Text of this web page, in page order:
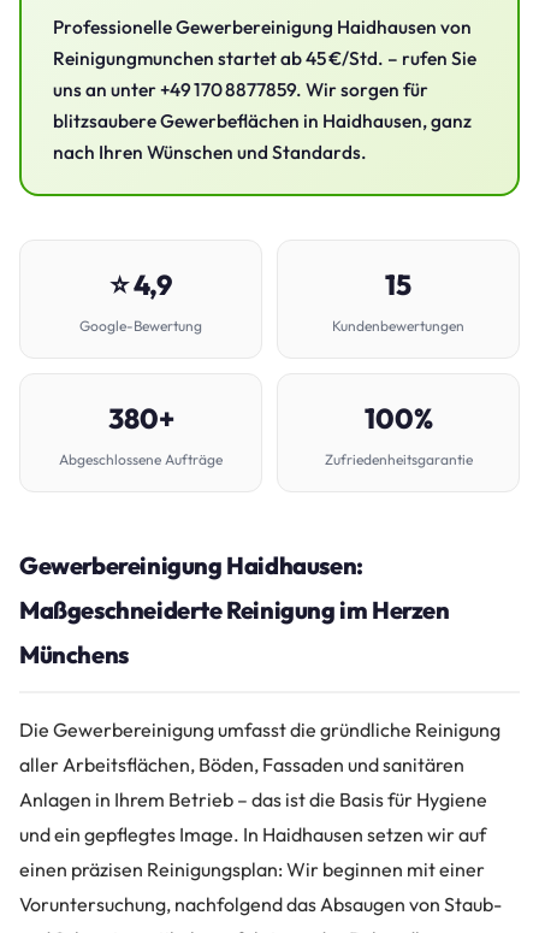
Professionelle Gewerbereinigung Haidhausen von
Reinigungmunchen startet ab 45 €/Std. – rufen Sie
uns an unter +49 170 8877859. Wir sorgen für
blitzsaubere Gewerbeflächen in Haidhausen, ganz
nach Ihren Wünschen und Standards.
⭐ 4,9
Google-Bewertung
15
Kundenbewertungen
380+
Abgeschlossene Aufträge
100%
Zufriedenheitsgarantie
Gewerbereinigung Haidhausen:
Maßgeschneiderte Reinigung im Herzen
Münchens
Die Gewerbereinigung umfasst die gründliche Reinigung
aller Arbeitsflächen, Böden, Fassaden und sanitären
Anlagen in Ihrem Betrieb – das ist die Basis für Hygiene
und ein gepflegtes Image. In Haidhausen setzen wir auf
einen präzisen Reinigungsplan: Wir beginnen mit einer
Voruntersuchung, nachfolgend das Absaugen von Staub­